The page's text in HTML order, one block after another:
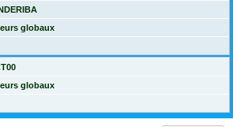
globaux
globaux